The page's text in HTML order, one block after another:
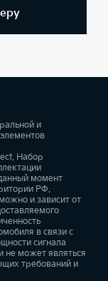
и
Набор
момент
РФ.
и зависит от
в связи с
сигнала
не может являться
требований и